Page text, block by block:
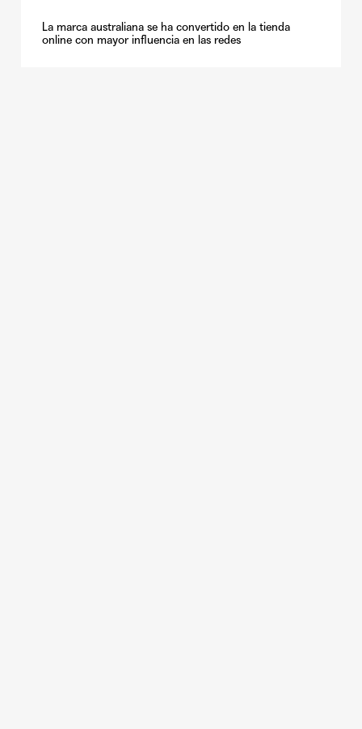
La marca australiana se ha convertido en la tienda
online con mayor influencia en las redes